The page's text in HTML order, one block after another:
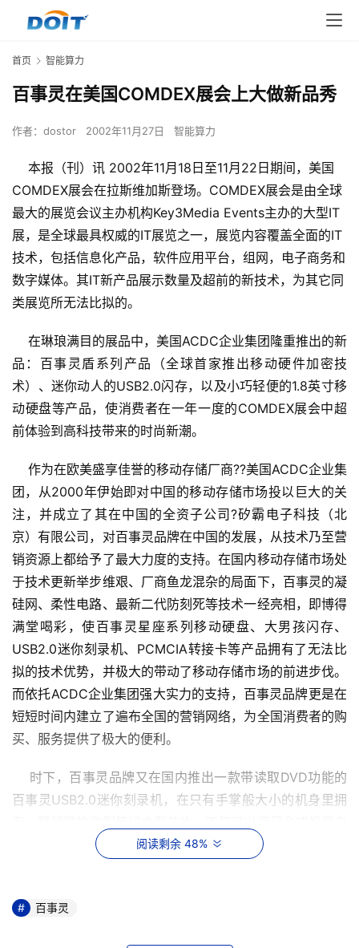
首页 智能算力
百事灵在美国COMDEX展会上大做新品秀
作者： dostor 2002年11月27日 智能算力
本报（刊）讯 2002年11月18日至11月22日期间，美国
COMDEX展会在拉斯维加斯登场。COMDEX展会是由全球
最大的展览会议主办机构Key3Media Events主办的大型IT
展，是全球最具权威的IT展览之一，展览内容覆盖全面的IT
技术，包括信息化产品，软件应用平台，组网，电子商务和
数字媒体。其IT新产品展示数量及超前的新技术，为其它同
类展览所无法比拟的。
在琳琅满目的展品中，美国ACDC企业集团隆重推出的新
品：百事灵盾系列产品（全球首家推出移动硬件加密技
术）、迷你动人的USB2.0闪存，以及小巧轻便的1.8英寸移
动硬盘等产品，使消费者在一年一度的COMDEX展会中超
前体验到高科技带来的时尚新潮。
作为在欧美盛享佳誉的移动存储厂商??美国ACDC企业集
团，从2000年伊始即对中国的移动存储市场投以巨大的关
注，并成立了其在中国的全资子公司?矽霸电子科技（北
京）有限公司，对百事灵品牌在中国的发展，从技术乃至营
销资源上都给予了最大力度的支持。在国内移动存储市场处
于技术更新举步维艰、厂商鱼龙混杂的局面下，百事灵的凝
硅网、柔性电路、最新二代防刻死等技术一经亮相，即博得
满堂喝彩，使百事灵星座系列移动硬盘、大男孩闪存、
USB2.0迷你刻录机、PCMCIA转接卡等产品拥有了无法比
拟的技术优势，并极大的带动了移动存储市场的前进步伐。
而依托ACDC企业集团强大实力的支持，百事灵品牌更是在
短短时间内建立了遍布全国的营销网络，为全国消费者的购
买、服务提供了极大的便利。
时下，百事灵品牌又在国内推出一款带读取DVD功能的
百事灵USB2.0迷你刻录机，在只有手掌般大小的机身里拥
的需求，而且其所独有的第二代防刻死技术Smart  Burn解
读、12倍擦写、24倍刻、8倍DVD读取速度以及支持高达14
阅读剩余 48%
百事灵